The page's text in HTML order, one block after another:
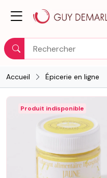
Rechercher
Accueil Épicerie en ligne
Produit indisponible